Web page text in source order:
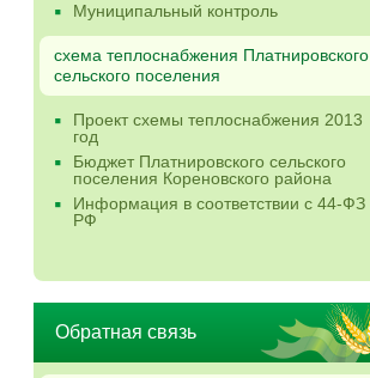
Муниципальный контроль
схема теплоснабжения Платнировского
сельского поселения
Проект схемы теплоснабжения 2013
год
Бюджет Платнировского сельского
поселения Кореновского района
Информация в соответствии с 44-ФЗ
РФ
Обратная связь